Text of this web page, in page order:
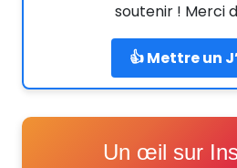
soutenir ! Merci
👍 Mettre un
Un œil sur